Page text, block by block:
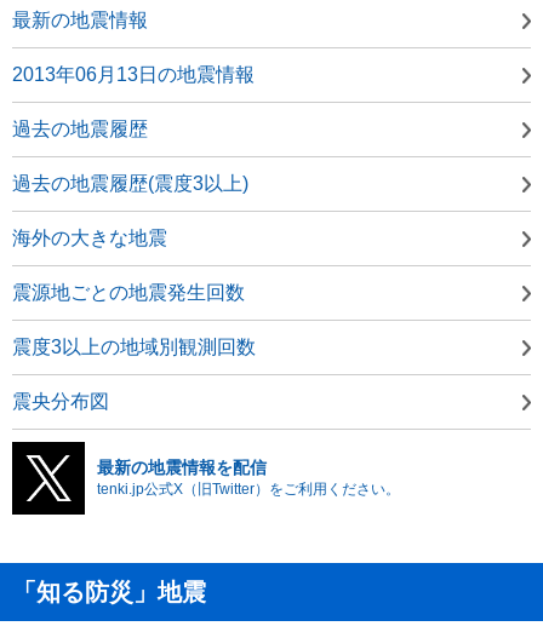
最新の地震情報
2013年06月13日の地震情報
過去の地震履歴
過去の地震履歴(震度3以上)
海外の大きな地震
震源地ごとの地震発生回数
震度3以上の地域別観測回数
震央分布図
最新の地震情報を配信
tenki.jp公式X（旧Twitter）をご利用ください。
「知る防災」地震